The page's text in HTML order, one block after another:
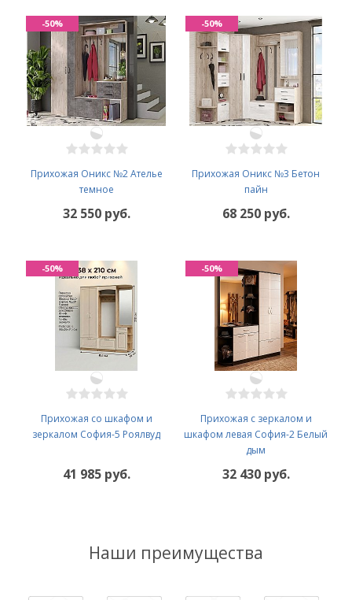
Прихожая Оникс №2 Ателье
темное
32 550 руб.
-50%
Прихожая Оникс №3 Бетон
пайн
68 250 руб.
-50%
Прихожая со шкафом и
зеркалом София-5 Роялвуд
41 985 руб.
-50%
Прихожая с зеркалом и
шкафом левая София-2 Белый
дым
32 430 руб.
-50%
Наши преимущества